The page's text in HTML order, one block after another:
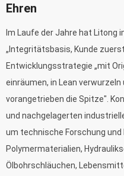
Ehren
Im Laufe der Jahre hat Litong
„Integritätsbasis, Kunde
Entwicklungsstrategie „mit
einräumen, in Lean
vorangetrieben die Spitze".
und nachgelagerten
um technische Forschung
Polymermaterialien,
Ölbohrschläuchen,